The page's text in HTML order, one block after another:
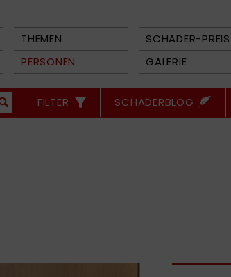
THEMEN SCHADER-PREIS
PERSONEN GALERIE
FILTER SCHADERBLOG